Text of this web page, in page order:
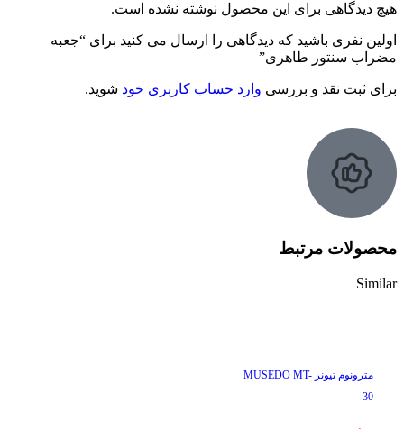
هیچ دیدگاهی برای این محصول نوشته نشده است.
اولین نفری باشید که دیدگاهی را ارسال می کنید برای “جعبه
مضراب سنتور طاهری”
برای ثبت نقد و بررسی وارد حساب کاربری خود شوید.
محصولات مرتبط
Similar
مترونوم تیونر MUSEDO MT-
30